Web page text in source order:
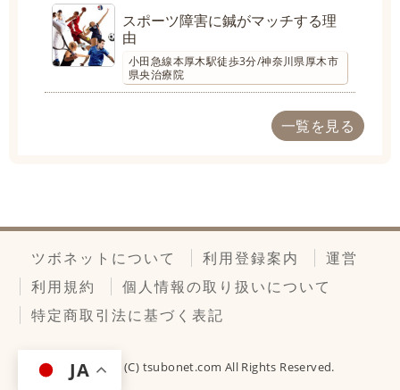
スポーツ障害に鍼がマッチする理
由
小田急線本厚木駅徒歩3分/神奈川県厚木市
県央治療院
一覧を見る
ツボネットについて 利用登録案内
運営
利用規約
個人情報の取り扱いについて
特定商取引法に基づく表記
Copyright (C) tsubonet.com All Rights Reserved.
JA